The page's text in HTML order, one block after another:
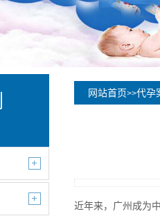
网站首页>>代孕
近年来，广州成为